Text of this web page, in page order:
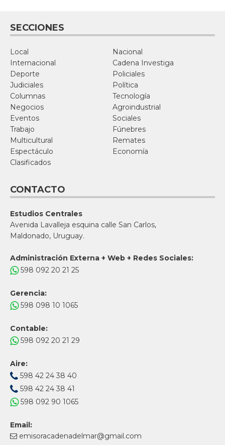
SECCIONES
Local
Nacional
Internacional
Cadena Investiga
Deporte
Policiales
Judiciales
Política
Columnas
Tecnología
Negocios
Agroindustrial
Eventos
Sociales
Trabajo
Fúnebres
Multicultural
Remates
Espectáculo
Economía
Clasificados
CONTACTO
Estudios Centrales
Avenida Lavalleja esquina calle San Carlos,
Maldonado, Uruguay.
Administración Externa + Web + Redes Sociales:
598 092 20 21 25
Gerencia:
598 098 10 1065
Contable:
598 092 20 21 29
Aire:
598 42 24 38 40
598 42 24 38 41
598 092 90 1065
Email:
emisoracadenadelmar@gmail.com